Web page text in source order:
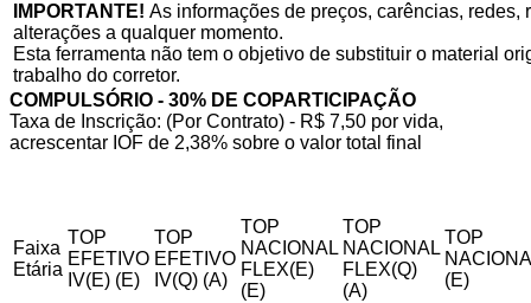
IMPORTANTE! As informações de preços, carências,
alterações a qualquer momento.
Esta ferramenta não tem o objetivo de substituir o material
trabalho do corretor.
COMPULSÓRIO - 30% DE COPARTICIPAÇÃO
Taxa de Inscrição: (Por Contrato) - R$ 7,50 por vida,
acrescentar IOF de 2,38% sobre o valor total final
Faixa
Etária
TOP
EFETIVO
IV(E) (E)
TOP
EFETIVO
IV(Q) (A)
TOP
NACIONAL
FLEX(E)
(E)
TOP
NACIONAL
FLEX(Q)
(A)
TOP
(E)